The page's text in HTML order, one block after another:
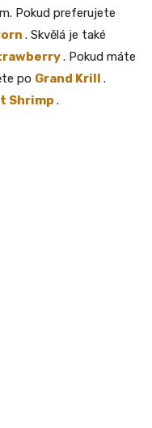
Pokud preferujete
. Skvělá je také
. Pokud máte
po Grand Krill .
Shrimp .